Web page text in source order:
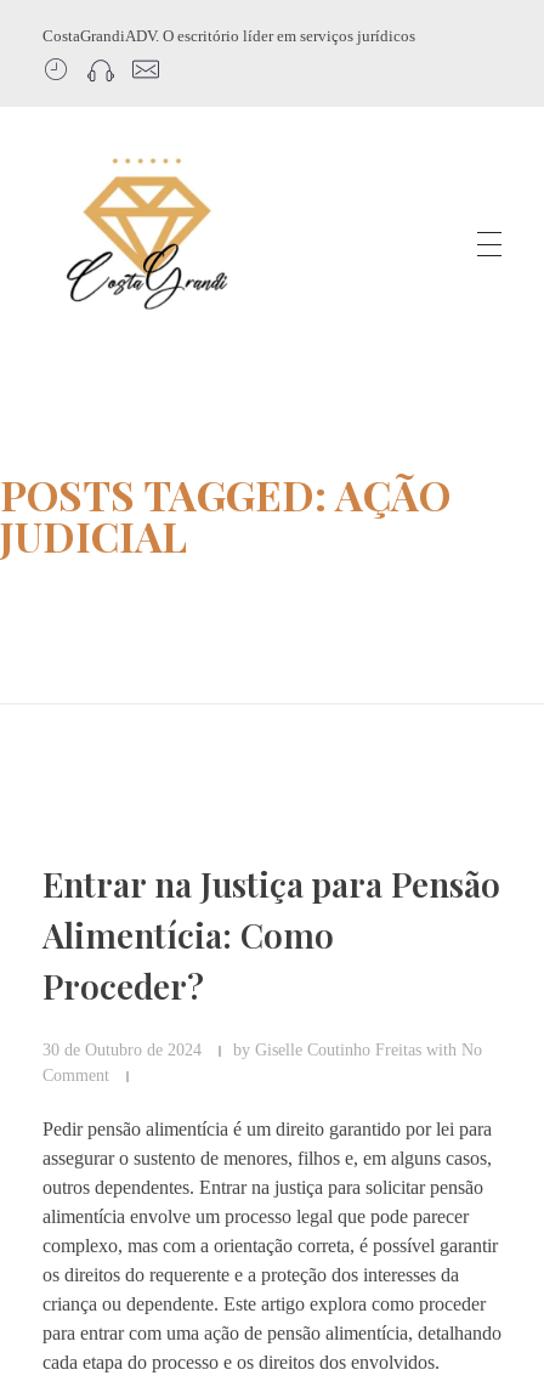
CostaGrandiADV. O escritório líder em serviços jurídicos
POSTS TAGGED: AÇÃO
JUDICIAL
Entrar na Justiça para Pensão
Alimentícia: Como
Proceder?
30 de Outubro de 2024 by Giselle Coutinho Freitas with No
Comment
Pedir pensão alimentícia é um direito garantido por lei para
assegurar o sustento de menores, filhos e, em alguns casos,
outros dependentes. Entrar na justiça para solicitar pensão
alimentícia envolve um processo legal que pode parecer
complexo, mas com a orientação correta, é possível garantir
os direitos do requerente e a proteção dos interesses da
criança ou dependente. Este artigo explora como proceder
para entrar com uma ação de pensão alimentícia, detalhando
cada etapa do processo e os direitos dos envolvidos.